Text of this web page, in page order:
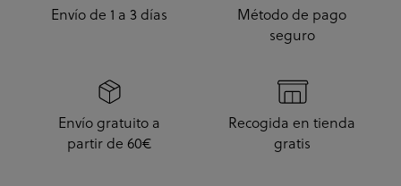
Envío de 1 a 3 días
Método de pago
seguro
Envío gratuito a
partir de 60€
Recogida en tienda
gratis